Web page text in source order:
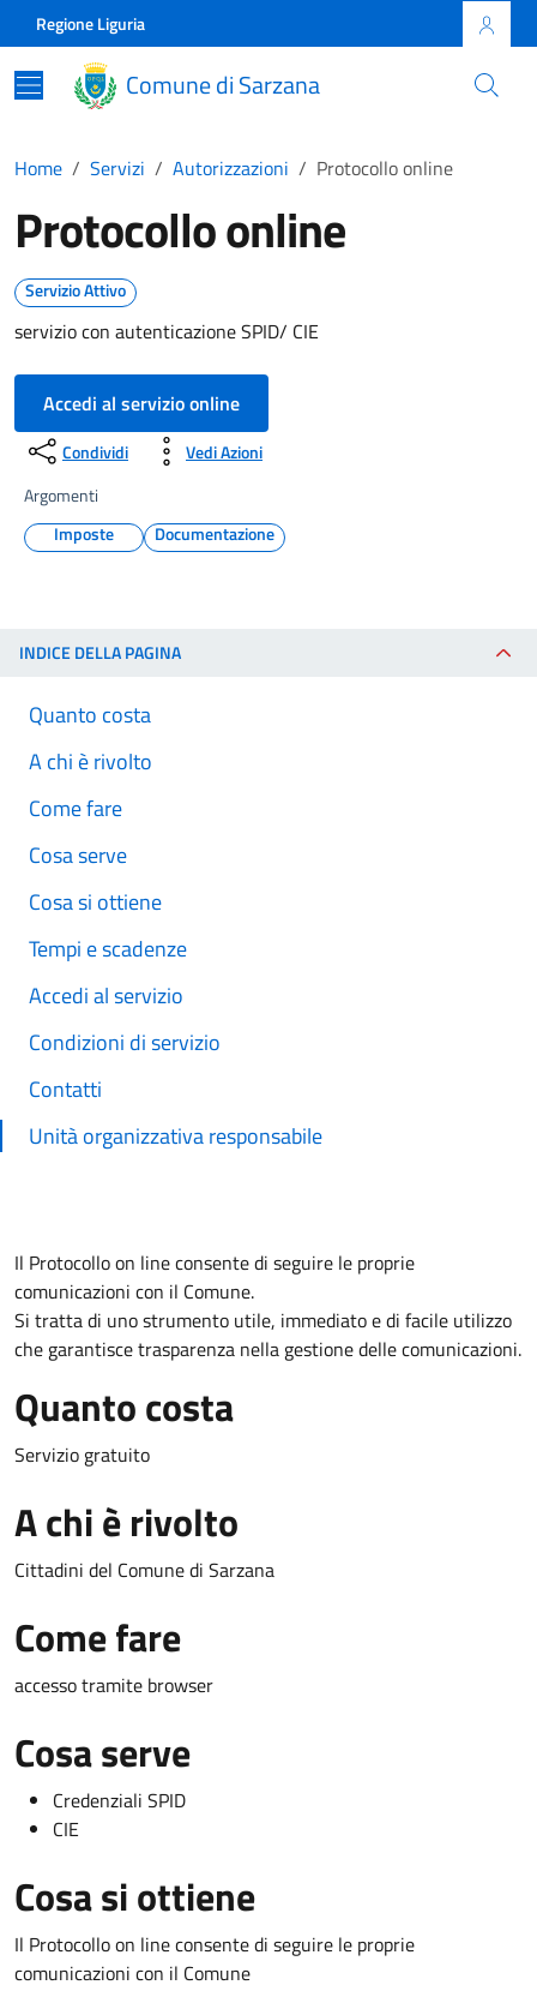
Skip to main content
Comune di Sarzana
Regione Liguria
Comune di Sarzana
Home Servizi Autorizzazioni Protocollo online
Protocollo online
Servizio Attivo
servizio con autenticazione SPID/ CIE
Accedi al servizio online
Condividi
Vedi Azioni
Argomenti
Imposte
Documentazione
INDICE DELLA PAGINA
Quanto costa
A chi è rivolto
Come fare
Cosa serve
Cosa si ottiene
Tempi e scadenze
Accedi al servizio
Condizioni di servizio
Contatti
Unità organizzativa responsabile
Il Protocollo on line consente di seguire le proprie
comunicazioni con il Comune.
Si tratta di uno strumento utile, immediato e di facile utilizzo
che garantisce trasparenza nella gestione delle comunicazioni.
Quanto costa
Servizio gratuito
A chi è rivolto
Cittadini del Comune di Sarzana
Come fare
accesso tramite browser
Cosa serve
Credenziali SPID
CIE
Cosa si ottiene
Il Protocollo on line consente di seguire le proprie
comunicazioni con il Comune